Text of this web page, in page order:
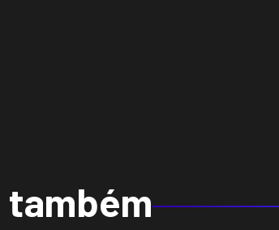
também